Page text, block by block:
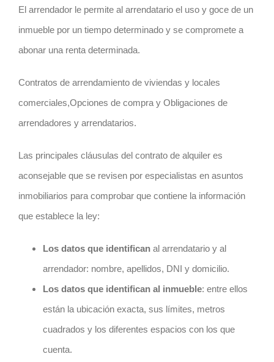
El arrendador le permite al arrendatario el uso y goce de un
inmueble por un tiempo determinado y se compromete a
abonar una renta determinada.
Contratos de arrendamiento de viviendas y locales
comerciales,Opciones de compra y Obligaciones de
arrendadores y arrendatarios.
Las principales cláusulas del contrato de alquiler es
aconsejable que se revisen por especialistas en asuntos
inmobiliarios para comprobar que contiene la información
que establece la ley:
Los datos que identificanal arrendatario y al
arrendador: nombre, apellidos, DNI y domicilio.
Los datos que identifican al inmueble: entre ellos
están la ubicación exacta, sus límites, metros
cuadrados y los diferentes espacios con los que
cuenta.